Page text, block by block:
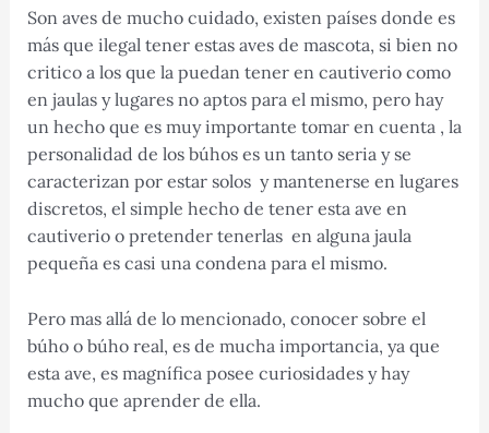
Son aves de mucho cuidado, existen países donde es
más que ilegal tener estas aves de mascota, si bien no
critico a los que la puedan tener en cautiverio como
en jaulas y lugares no aptos para el mismo, pero hay
un hecho que es muy importante tomar en cuenta , la
personalidad de los búhos es un tanto seria y se
caracterizan por estar solos y mantenerse en lugares
discretos, el simple hecho de tener esta ave en
cautiverio o pretender tenerlas en alguna jaula
pequeña es casi una condena para el mismo.
Pero mas allá de lo mencionado, conocer sobre el
búho o búho real, es de mucha importancia, ya que
esta ave, es magnífica posee curiosidades y hay
mucho que aprender de ella.